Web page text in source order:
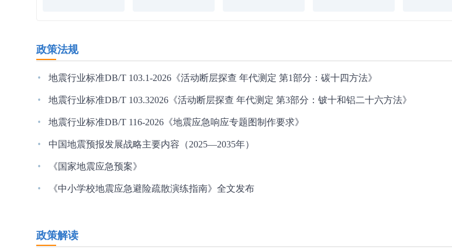
政策法规
· 地震行业标准DB/T 103.1-2026《活动断层探查 年代测定 第1部分：碳十四方法》
· 地震行业标准DB/T 103.32026《活动断层探查 年代测定 第3部分：铍十和铝二十六方法》
· 地震行业标准DB/T 116-2026《地震应急响应专题图制作要求》
· 中国地震预报发展战略主要内容（2025—2035年）
· 《国家地震应急预案》
· 《中小学校地震应急避险疏散演练指南》全文发布
政策解读